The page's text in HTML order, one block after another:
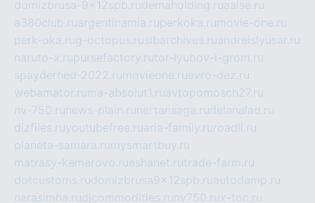
domizbrusa-9x12spb.rudemaholding.ruaalse.ru
a380club.ruargentinamia.ruperkoka.ru movie-one.ru
perk-oka.rug-octopus.rusibarchives.ruandreislyusar.ru
naruto-x.rupursefactory.rutor-lyubov-i-grom.ru
spayderhed-2022.ru movieone.ruevro-dez.ru
webamator.ru ma-absolut1.ruavtopomosch27.ru
nv-750.ru news-plain.ru nertansaga.rudelanalad.ru
dizfiles.ruyoutubefree.ruaria-family.ru roadli.ru
planeta-samara.ru mysmartbuy.ru
matrasy-kemerovo.ruashanet.rutrade-farm.ru
dotcustoms.rudomizbrusa9x12spb.ruautodamp.ru
narasimha.rudjcommodities.ru nv750.rux-ton.ru